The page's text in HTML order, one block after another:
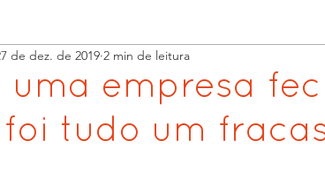
atendimento liderança
estratégia marketing pesssoal marketing
uma empresa
tudo um
de dez. de 2019 2 min de leitura